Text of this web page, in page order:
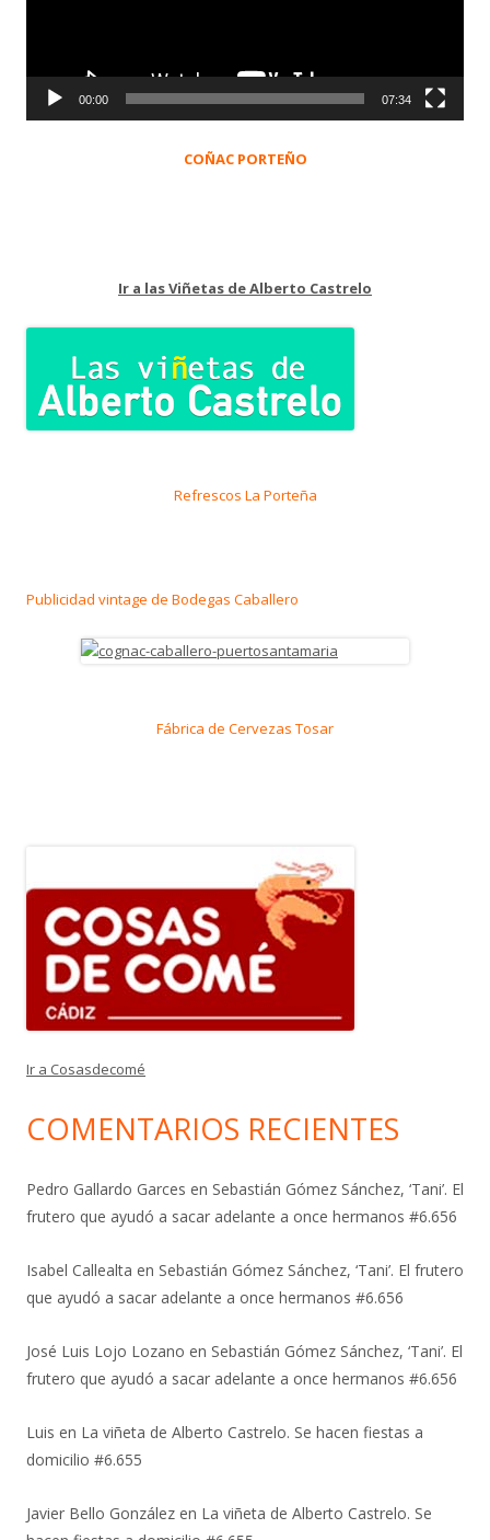
00:00 07:34
COÑAC PORTEÑO
Ir a las Viñetas de Alberto Castrelo
Refrescos La Porteña
Publicidad vintage de Bodegas Caballero
Fábrica de Cervezas Tosar
Ir a Cosasdecomé
COMENTARIOS RECIENTES
Pedro Gallardo Garces en Sebastián Gómez Sánchez, ‘Tani’. El
frutero que ayudó a sacar adelante a once hermanos #6.656
Isabel Callealta en Sebastián Gómez Sánchez, ‘Tani’. El frutero
que ayudó a sacar adelante a once hermanos #6.656
José Luis Lojo Lozano en Sebastián Gómez Sánchez, ‘Tani’. El
frutero que ayudó a sacar adelante a once hermanos #6.656
Luis en La viñeta de Alberto Castrelo. Se hacen fiestas a
domicilio #6.655
Javier Bello González en La viñeta de Alberto Castrelo. Se